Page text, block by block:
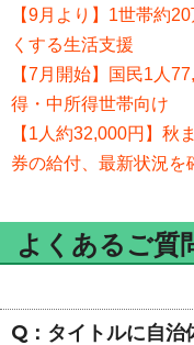
【9月より】1世帯約
くする生活支援
【7月開始】国民1人
得・中所得世帯向け
【1人約32,000円】秋
券の給付、最新状況を
よくあるご質
Q：タイトルに自治